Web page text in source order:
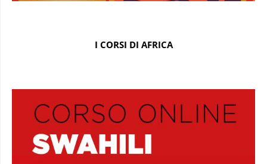
I CORSI DI AFRICA